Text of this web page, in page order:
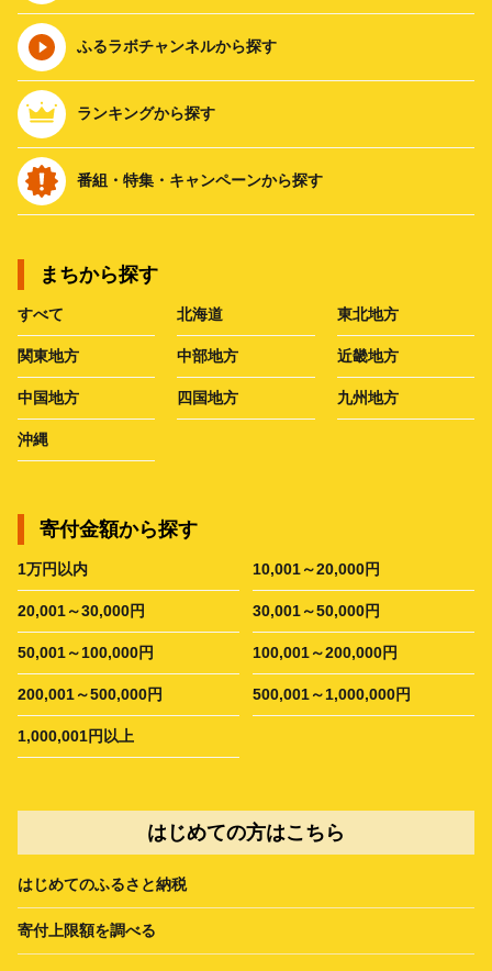
ふるラボチャンネルから探す
ランキングから探す
番組・特集・キャンペーンから探す
まちから探す
すべて 北海道 東北地方
関東地方 中部地方 近畿地方
中国地方 四国地方 九州地方
沖縄
寄付金額から探す
1万円以内 10,001～20,000円
20,001～30,000円 30,001～50,000円
50,001～100,000円 100,001～200,000円
200,001～500,000円 500,001～1,000,000円
1,000,001円以上
はじめての方はこちら
はじめてのふるさと納税
寄付上限額を調べる